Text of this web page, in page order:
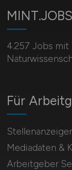
MINT.JOBS
4.257 Jobs mit
Für
Mediadaten &
Arbeitgeber